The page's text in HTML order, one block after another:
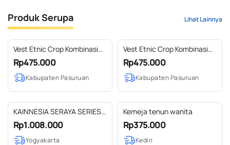
Produk Serupa Lihat Lainnya
Vest Etnic Crop Kombinasi
Bordir Ekslusif Tradisional
Handmade Dengan Tenun
dan Lurik 3
Rp475.000
Kabupaten Pasuruan
Vest Etnic Crop Kombinasi
Bordir Ekslusif Tradisional
Handmade Dengan Tenun
dan Lurik 6
Rp475.000
Kabupaten Pasuruan
KAINNESIA SERAYA SERIES -
BUNDLE - SERAYA KOKO &
SERAYA TUNIK
Rp1.008.000
Yogyakarta
Kemeja tenun wanita
Rp375.000
Kediri